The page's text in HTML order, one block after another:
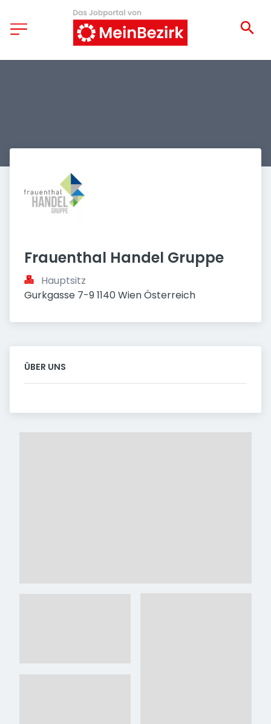
Frauenthal Handel Gruppe
Hauptsitz
Gurkgasse 7-9 1140 Wien Österreich
ÜBER UNS